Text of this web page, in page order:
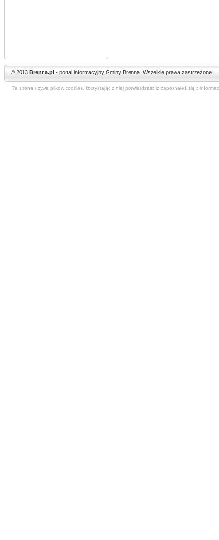
© 2013 Brenna.pl - portal informacyjny Gminy Brenna. Wszelkie prawa zastrzeżone.
Ta strona używa plików cookies, korzystając z niej potwierdzasz iż zapoznałeś się z